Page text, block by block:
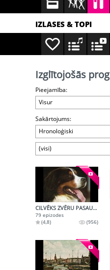
IZLASES & TOPI
Izglītojošās
Pieejamība:
Visur
Sakārtojums:
Hronoloģiski
(visi)
CILVĒKS ZVĒRU PASAULĒ
79 epizodes
(4,8)
(956)